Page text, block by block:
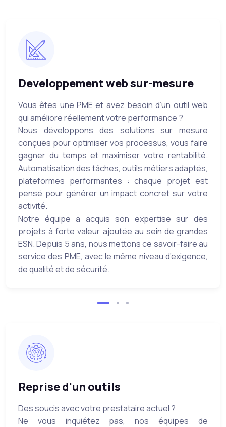
Developpement web sur-mesure
Vous êtes une PME et avez besoin d’un outil web
qui améliore réellement votre performance ?
Nous développons des solutions sur mesure
conçues pour optimiser vos processus, vous faire
gagner du temps et maximiser votre rentabilité.
Automatisation des tâches, outils métiers adaptés,
plateformes performantes : chaque projet est
pensé pour générer un impact concret sur votre
activité.
Notre équipe a acquis son expertise sur des
projets à forte valeur ajoutée au sein de grandes
ESN. Depuis 5 ans, nous mettons ce savoir-faire au
service des PME, avec le même niveau d’exigence,
de qualité et de sécurité.
Reprise d'un outils
Des soucis avec votre prestataire actuel ?
Ne vous inquiétez pas, nos équipes de